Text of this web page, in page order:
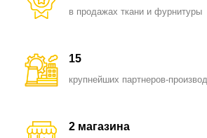
в продажах ткани и фурнитуры
15
крупнейших партнеров-
2 магазина